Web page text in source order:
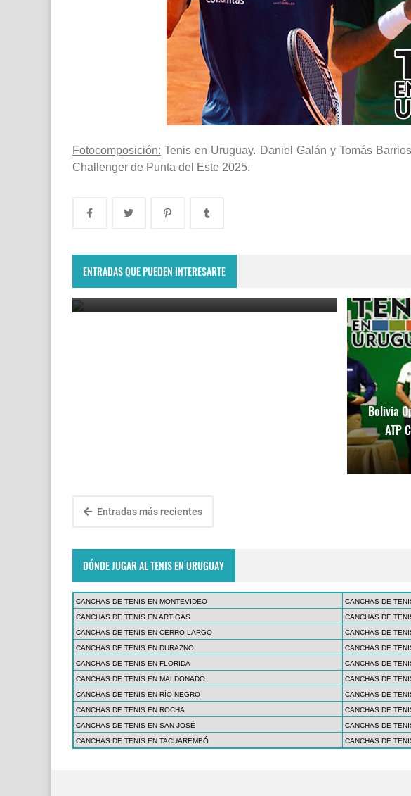
Fotocomposición: Tenis en Uruguay. Daniel Galán y Tomás
Challenger de Punta del Este 2025.
ENTRADAS QUE PUEDEN INTERESARTE
participarán en el torneo ATP de Perú
June 23, 2025
Bolivia
ATP
Entradas más recientes
DÓNDE JUGAR AL TENIS EN URUGUAY
CANCHAS DE TENIS EN MONTEVIDEO
CANCHAS DE
CANCHAS DE TENIS EN ARTIGAS
CANCHAS DE
CANCHAS DE TENIS EN CERRO LARGO
CANCHAS DE
CANCHAS DE TENIS EN DURAZNO
CANCHAS DE
CANCHAS DE TENIS EN FLORIDA
CANCHAS DE
CANCHAS DE TENIS EN MALDONADO
CANCHAS DE
CANCHAS DE TENIS EN RÍO NEGRO
CANCHAS DE
CANCHAS DE TENIS EN ROCHA
CANCHAS DE
CANCHAS DE TENIS EN SAN JOSÉ
CANCHAS DE
CANCHAS DE TENIS EN TACUAREMBÓ
CANCHAS DE